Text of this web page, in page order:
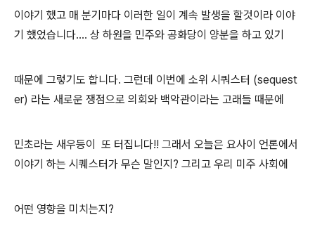
이야기 했고 매 분기마다 이러한 일이 계속 발생을 할것이라 이야
기 했었습니다.... 상 하원을 민주와 공화당이 양분을 하고 있기
때문에 그렇기도 합니다. 그런데 이번에 소위 시쿼스터 (sequest
er) 라는 새로운 쟁점으로 의회와 백악관이라는 고래들 때문에
민초라는 새우등이 또 터집니다!! 그래서 오늘은 요사이 언론에서
이야기 하는 시퀘스터가 무슨 말인지? 그리고 우리 미주 사회에
어떤 영향을 미치는지?